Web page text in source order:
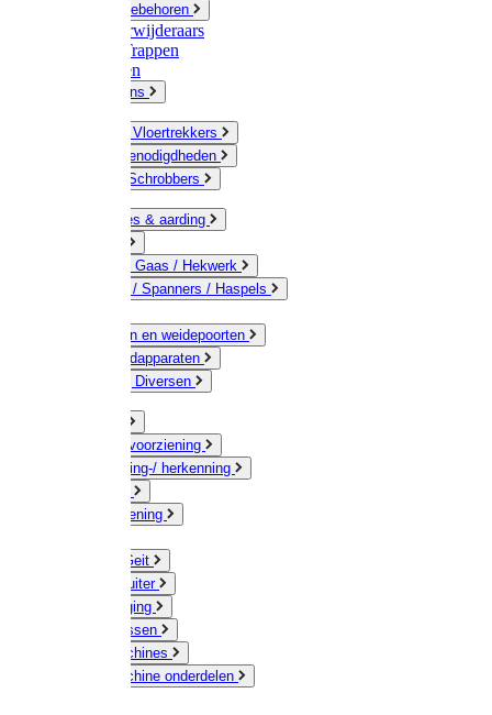
Sledes / toebehoren
Onkruidverwijderaars
Ladders / Trappen
Werkbanken
Betonmolens
Bezems & Vloertrekkers
Schildersbenodigdheden
Borstels / Schrobbers
Accessoires & aarding
Geleiders / Gaas / Hekwerk
Verbinders / Spanners / Haspels
Doorgangen en weidepoorten
Schrikdraadapparaten
Afrastering Diversen
Drinkwatervoorziening
Veemarkering-/ herkenning
Voervoorziening
Schaap / Geit
Paard & Ruiter
Veeverzorging
Scheermessen
Scheermachines
Scheermachine onderdelen